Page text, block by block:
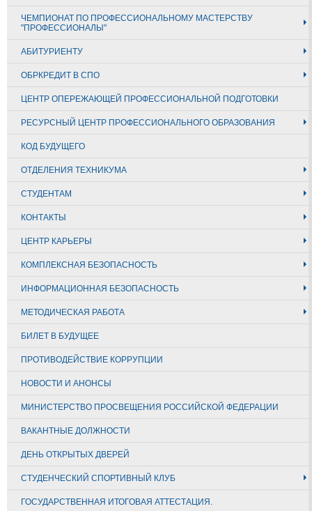
ЧЕМПИОНАТ ПО ПРОФЕССИОНАЛЬНОМУ МАСТЕРСТВУ
"ПРОФЕССИОНАЛЫ"
АБИТУРИЕНТУ
ОБРКРЕДИТ В СПО
ЦЕНТР ОПЕРЕЖАЮЩЕЙ ПРОФЕССИОНАЛЬНОЙ ПОДГОТОВКИ
РЕСУРСНЫЙ ЦЕНТР ПРОФЕССИОНАЛЬНОГО ОБРАЗОВАНИЯ
КОД БУДУЩЕГО
ОТДЕЛЕНИЯ ТЕХНИКУМА
СТУДЕНТАМ
КОНТАКТЫ
ЦЕНТР КАРЬЕРЫ
КОМПЛЕКСНАЯ БЕЗОПАСНОСТЬ
ИНФОРМАЦИОННАЯ БЕЗОПАСНОСТЬ
МЕТОДИЧЕСКАЯ РАБОТА
БИЛЕТ В БУДУЩЕЕ
ПРОТИВОДЕЙСТВИЕ КОРРУПЦИИ
НОВОСТИ И АНОНСЫ
МИНИСТЕРСТВО ПРОСВЕЩЕНИЯ РОССИЙСКОЙ ФЕДЕРАЦИИ
ВАКАНТНЫЕ ДОЛЖНОСТИ
ДЕНЬ ОТКРЫТЫХ ДВЕРЕЙ
СТУДЕНЧЕСКИЙ СПОРТИВНЫЙ КЛУБ
ГОСУДАРСТВЕННАЯ ИТОГОВАЯ АТТЕСТАЦИЯ.